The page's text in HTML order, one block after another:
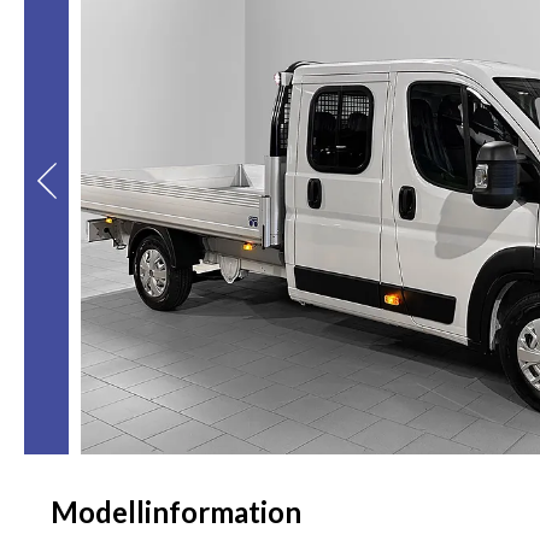
Modellinformation